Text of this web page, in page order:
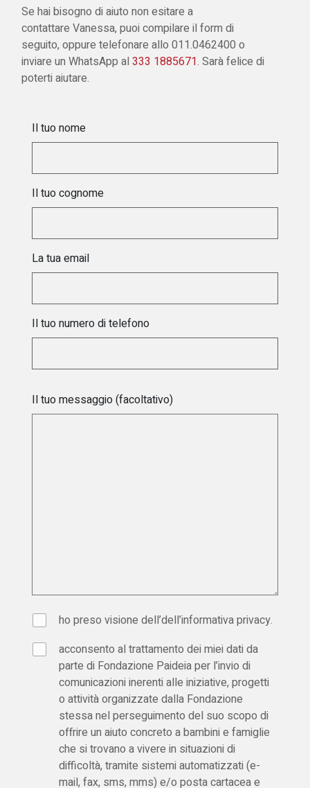
Se hai bisogno di aiuto non esitare a
contattare Vanessa, puoi compilare il form di
seguito, oppure telefonare allo 011.0462400 o
inviare un WhatsApp al 333 1885671. Sarà felice di
poterti aiutare.
Il tuo nome
Il tuo cognome
La tua email
Il tuo numero di telefono
Il tuo messaggio (facoltativo)
ho preso visione dell’dell’informativa privacy.
acconsento al trattamento dei miei dati da
parte di Fondazione Paideia per l’invio di
comunicazioni inerenti alle iniziative, progetti
o attività organizzate dalla Fondazione
stessa nel perseguimento del suo scopo di
offrire un aiuto concreto a bambini e famiglie
che si trovano a vivere in situazioni di
difficoltà, tramite sistemi automatizzati (e-
mail, fax, sms, mms) e/o posta cartacea e